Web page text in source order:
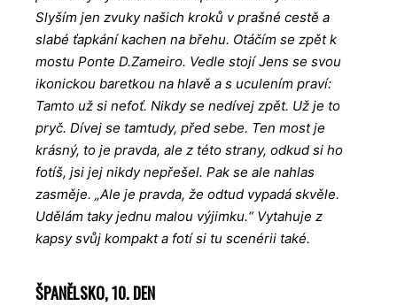
Slyším jen zvuky našich kroků v prašné cestě a
slabé ťapkání kachen na břehu. Otáčím se zpět k
mostu Ponte D.Zameiro. Vedle stojí Jens se svou
ikonickou baretkou na hlavě a s uculením praví:
Tamto už si nefoť. Nikdy se nedívej zpět. Už je to
pryč. Dívej se tamtudy, před sebe. Ten most je
krásný, to je pravda, ale z této strany, odkud si ho
fotíš, jsi jej nikdy nepřešel. Pak se ale nahlas
zasměje. „Ale je pravda, že odtud vypadá skvěle.
Udělám taky jednu malou výjimku.“ Vytahuje z
kapsy svůj kompakt a fotí si tu scenérii také.
ŠPANĚLSKO, 10. DEN